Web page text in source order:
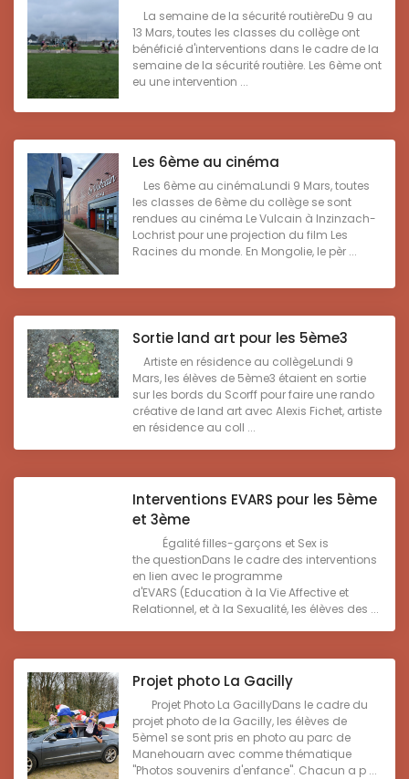
La semaine de la sécurité routièreDu 9 au
13 Mars, toutes les classes du collège ont
bénéficié d'interventions dans le cadre de la
semaine de la sécurité routière. Les 6ème ont
eu une intervention ...
Les 6ème au cinéma
Les 6ème au cinémaLundi 9 Mars, toutes
les classes de 6ème du collège se sont
rendues au cinéma Le Vulcain à Inzinzach-
Lochrist pour une projection du film Les
Racines du monde. En Mongolie, le pèr ...
Sortie land art pour les 5ème3
Artiste en résidence au collègeLundi 9
Mars, les élèves de 5ème3 étaient en sortie
sur les bords du Scorff pour faire une rando
créative de land art avec Alexis Fichet, artiste
en résidence au coll ...
Interventions EVARS pour les 5ème
et 3ème
Égalité filles-garçons et Sex is
the questionDans le cadre des interventions
en lien avec le programme
d'EVARS (Education à la Vie Affective et
Relationnel, et à la Sexualité, les élèves des ...
Projet photo La Gacilly
Projet Photo La GacillyDans le cadre du
projet photo de la Gacilly, les élèves de
5ème1 se sont pris en photo au parc de
Manehouarn avec comme thématique
"Photos souvenirs d'enfance". Chacun a p ...